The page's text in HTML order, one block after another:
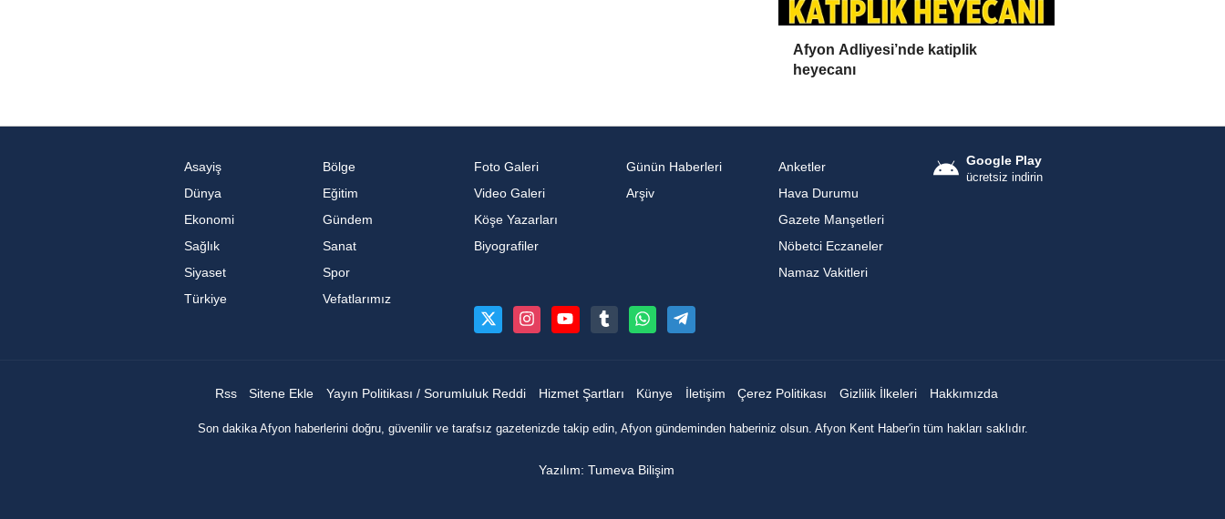
Afyon Adliyesi’nde katiplik
heyecanı
Asayiş
Bölge
Dünya
Eğitim
Ekonomi
Gündem
Sağlık
Sanat
Siyaset
Spor
Türkiye
Vefatlarımız
Foto Galeri
Video Galeri
Köşe Yazarları
Biyografiler
Günün Haberleri
Arşiv
Anketler
Hava Durumu
Gazete Manşetleri
Nöbetci Eczaneler
Namaz Vakitleri
Google Play
ücretsiz indirin
Rss Sitene Ekle Yayın Politikası / Sorumluluk Reddi Hizmet Şartları Künye İletişim Çerez Politikası Gizlilik İlkeleri Hakkımızda
Son dakika Afyon haberlerini doğru, güvenilir ve tarafsız gazetenizde takip edin, Afyon gündeminden haberiniz olsun. Afyon Kent Haber'in tüm hakları saklıdır.
Yazılım: Tumeva Bilişim